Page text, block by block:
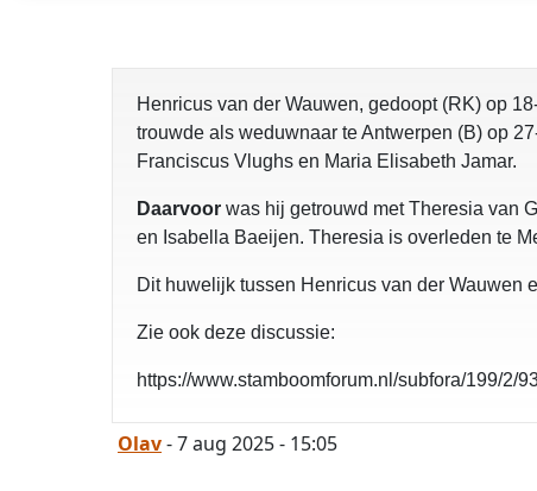
Henricus van der Wauwen, gedoopt (RK) op
trouwde als weduwnaar te Antwerpen (B) op
Franciscus Vlughs en Maria Elisabeth Jamar.
Daarvoor was hij getrouwd met Theresia van
en Isabella Baeijen. Theresia is overleden te
Dit huwelijk tussen Henricus van der Wauwen
Zie ook deze discussie:
https://www.stamboomforum.nl/subfora/199/2/
Olav- 7 aug 2025 - 15:05